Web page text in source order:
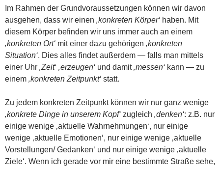
Im Rahmen der Grundvoraussetzungen können wir davon
ausgehen, dass wir einen ‚konkreten Körper‘ haben. Mit
diesem Körper befinden wir uns immer auch an einem
‚konkreten Ort‘ mit einer dazu gehörigen ‚konkreten
Situation‘. Dies alles findet außerdem — falls man mittels
einer Uhr ‚Zeit‘ ‚erzeugen‘ und damit‚messen‘ kann — zu
einem ‚konkreten Zeitpunkt‘ statt.
Zu jedem konkreten Zeitpunkt können wir nur ganz wenige
‚konkrete Dinge in unserem Kopf‘ zugleich ‚denken‘: z.B. nur
einige wenige ‚aktuelle Wahrnehmungen‘, nur einige
wenige ‚aktuelle Emotionen‘, nur einige wenige ‚aktuelle
Vorstellungen/ Gedanken‘ und nur einige wenige ‚aktuelle
Ziele‘. Wenn ich gerade vor mir eine bestimmte Straße sehe,